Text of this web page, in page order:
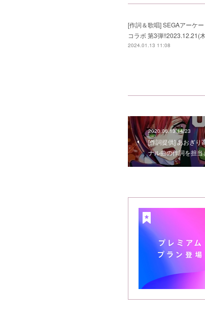
[作詞＆歌唱] SEGAアーケ
コラボ 第3弾!!2023.12.21(
2024.01.13 11:08
2020.06.13 14:23
[作詞提供] あおぎり
ナル曲の作詞を担